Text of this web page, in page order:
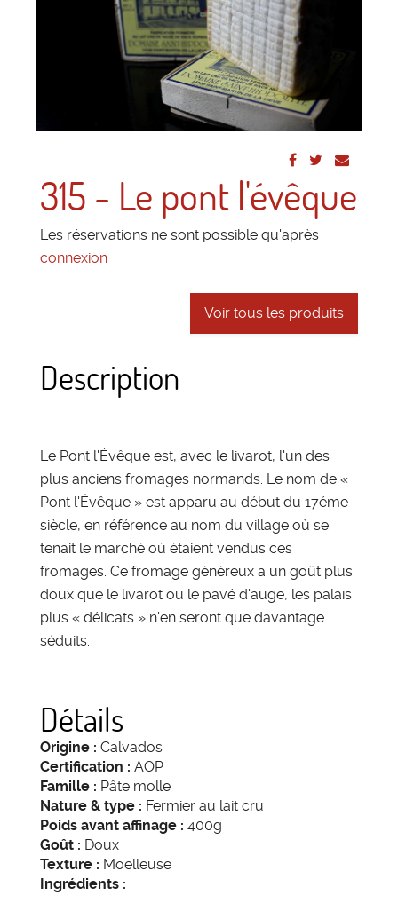
315 - Le pont l'évêque
Les réservations ne sont possible qu'après
connexion
Voir tous les produits
Description
Le Pont l'Évêque est, avec le livarot, l'un des
plus anciens fromages normands. Le nom de «
Pont l'Évêque » est apparu au début du 17éme
siècle, en référence au nom du village où se
tenait le marché où étaient vendus ces
fromages. Ce fromage généreux a un goût plus
doux que le livarot ou le pavé d'auge, les palais
plus « délicats » n'en seront que davantage
séduits.
Détails
Origine : Calvados
Certification : AOP
Famille : Pâte molle
Nature & type : Fermier au lait cru
Poids avant affinage : 400g
Goût : Doux
Texture : Moelleuse
Ingrédients :